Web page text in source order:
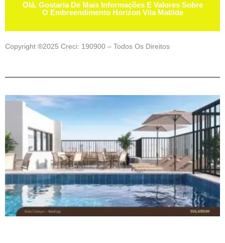
Olá, Gostaria De Mais Informações E Valores Sobre
O Embreendimento Horizon Vila Matilde
Copyright ®2025 Creci: 190900 – Todos Os Direitos